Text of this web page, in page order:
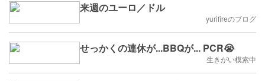
来週のユーロ／ドル
yurifireのブログ
せっかくの連休が...BBQが... PCR😭
生きがい模索中